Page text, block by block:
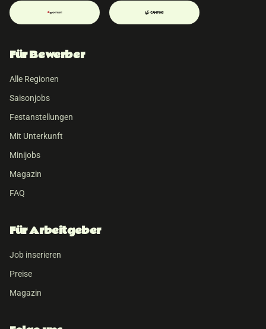
Für Bewerber
Alle Regionen
Saisonjobs
Festanstellungen
Mit Unterkunft
Minijobs
Magazin
FAQ
Für Arbeitgeber
Job inserieren
Preise
Magazin